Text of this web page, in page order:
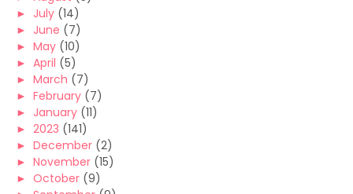
► July (14)
► June (7)
► May (10)
► April (5)
► March (7)
► February (7)
► January (11)
► 2023 (141)
► December (2)
► November (15)
► October (9)